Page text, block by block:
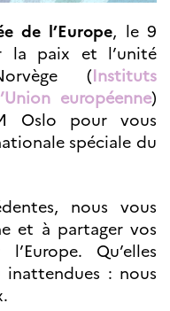
de l’Europe, le 9
la paix et l’unité
(Instituts
européenne)
Oslo pour vous
spéciale du
nous vous
et à partager vos
Qu’elles
: nous